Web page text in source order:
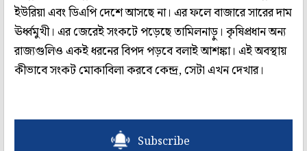
ইউরিয়া এবং ডিএপি দেশে আসছে না। এর ফলে বাজারে সারের দাম
ঊর্ধ্বমুখী। এর জেরেই সংকটে পড়েছে তামিলনাড়ু। কৃষিপ্রধান অন্য
রাজ্যগুলিও একই ধরনের বিপদ পড়বে বলাই আশঙ্কা। এই অবস্থায়
কীভাবে সংকট মোকাবিলা করবে কেন্দ্র, সেটা এখন দেখার।
Subscribe